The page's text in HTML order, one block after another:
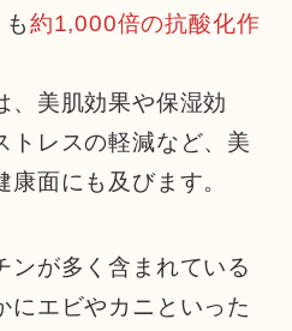
約1,000倍の抗酸化作
、美肌効果や保湿効
トレスの軽減など、美
面にも及びます。
ンが多く含まれている
にエビやカニといった